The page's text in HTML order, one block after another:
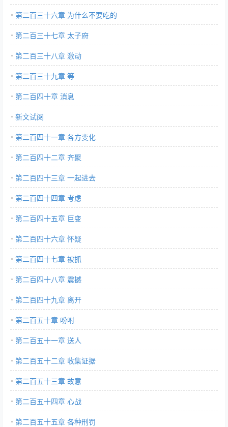
第二百三十六章 为什么不要吃的
第二百三十七章 太子府
第二百三十八章 激动
第二百三十九章 等
第二百四十章 消息
新文试阅
第二百四十一章 各方变化
第二百四十二章 齐聚
第二百四十三章 一起进去
第二百四十四章 考虑
第二百四十五章 巨变
第二百四十六章 怀疑
第二百四十七章 被抓
第二百四十八章 震撼
第二百四十九章 离开
第二百五十章 吩咐
第二百五十一章 送人
第二百五十二章 收集证据
第二百五十三章 故意
第二百五十四章 心战
第二百五十五章 各种刑罚